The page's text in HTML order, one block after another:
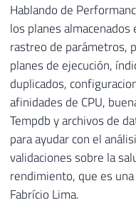
Hablando de
los planes
rastreo de parámetros,
planes de ejecución,
duplicados,
afinidades de CPU,
Tempdb y archivos de
para ayudar con el
validaciones sobre la
rendimiento, que es
Fabrício Lima.